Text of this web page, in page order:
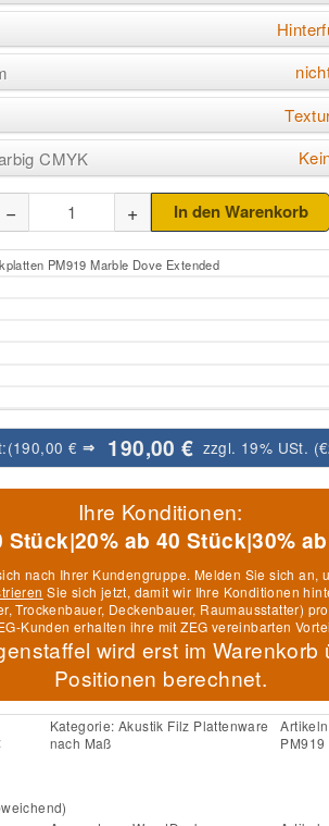
CMYK
PM919 Marble Dove Extended
(190,00 € ⇒ 190,00 € zzgl. 19% USt. (
− + In den Warenkorb
Ihre Konditionen:
Stück|20% ab 40 Stück|30%
nach Ihrer Kundengruppe. Melden Sie sich an,
Sie sich jetzt, damit wir Ihre Konditionen
Trockenbauer, Deckenbauer, Raumausstatter)
Kunden erhalten ihre mit ZEG vereinbarten
wird erst im Warenkorb
Positionen berechnet.
Kategorie:Akustik Filz Plattenware
nach Maß